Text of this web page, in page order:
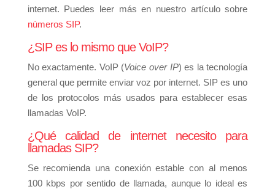
internet. Puedes leer más en nuestro artículo sobre
números SIP.
¿SIP es lo mismo que VoIP?
No exactamente. VoIP (Voice over IP) es la tecnología
general que permite enviar voz por internet. SIP es uno
de los protocolos más usados para establecer esas
llamadas VoIP.
¿Qué calidad de internet necesito para
llamadas SIP?
Se recomienda una conexión estable con al menos
100 kbps por sentido de llamada, aunque lo ideal es